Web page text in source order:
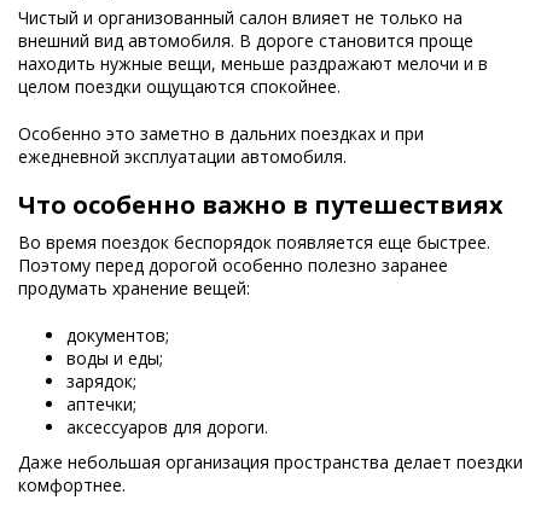
Чистый и организованный салон влияет не только на
внешний вид автомобиля. В дороге становится проще
находить нужные вещи, меньше раздражают мелочи и в
целом поездки ощущаются спокойнее.
Особенно это заметно в дальних поездках и при
ежедневной эксплуатации автомобиля.
Что особенно важно в путешествиях
Во время поездок беспорядок появляется еще быстрее.
Поэтому перед дорогой особенно полезно заранее
продумать хранение вещей:
документов;
воды и еды;
зарядок;
аптечки;
аксессуаров для дороги.
Даже небольшая организация пространства делает поездки
комфортнее.